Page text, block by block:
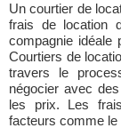
Un courtier de
frais de location
compagnie idéale
Courtiers de
travers le
négocier avec
les prix. Les
facteurs comme le